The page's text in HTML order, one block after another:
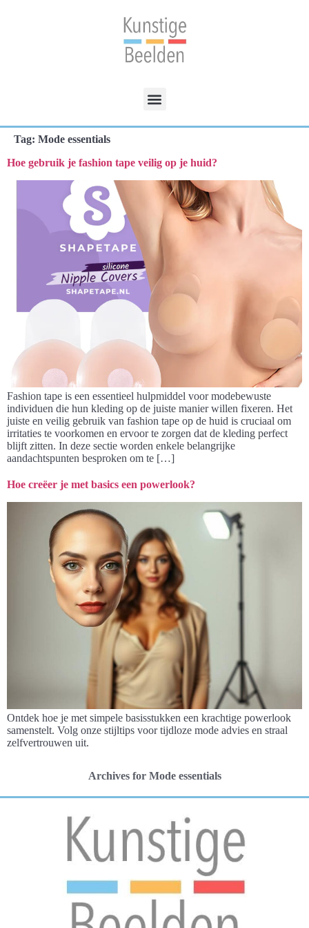
Tag: Mode essentials
Hoe gebruik je fashion tape veilig op je huid?
Fashion tape is een essentieel hulpmiddel voor modebewuste
individuen die hun kleding op de juiste manier willen fixeren. Het
juiste en veilig gebruik van fashion tape op de huid is cruciaal om
irritaties te voorkomen en ervoor te zorgen dat de kleding perfect
blijft zitten. In deze sectie worden enkele belangrijke
aandachtspunten besproken om te […]
Hoe creëer je met basics een powerlook?
Ontdek hoe je met simpele basisstukken een krachtige powerlook
samenstelt. Volg onze stijltips voor tijdloze mode advies en straal
zelfvertrouwen uit.
Archives for Mode essentials